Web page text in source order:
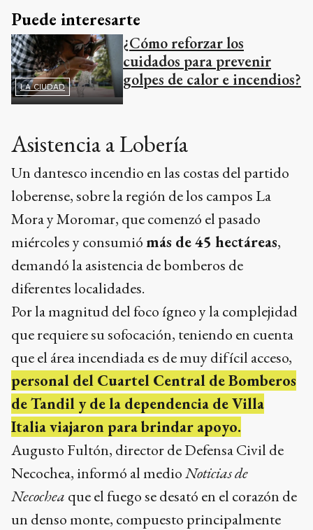
Puede interesarte
LA CIUDAD
¿Cómo reforzar los
cuidados para prevenir
golpes de calor e incendios?
Asistencia a Lobería
Un dantesco incendio en las costas del partido
loberense, sobre la región de los campos La
Mora y Moromar, que comenzó el pasado
miércoles y consumiómás de 45 hectáreas,
demandó la asistencia de bomberos de
diferentes localidades.
Por la magnitud del foco ígneo y la complejidad
que requiere su sofocación, teniendo en cuenta
que el área incendiada es de muy difícil acceso,
personal del Cuartel Central de Bomberos
de Tandil y de la dependencia de Villa
Italia viajaron para brindar apoyo.
Augusto Fultón, director de Defensa Civil de
Necochea, informó al medioNoticias de
Necochea que el fuego se desató en el corazón de
un denso monte, compuesto principalmente